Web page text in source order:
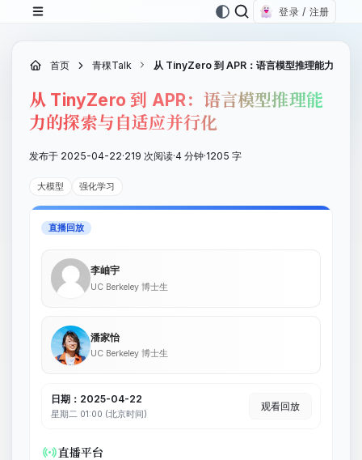
登录 / 注册
首页 青稞Talk 从 TinyZero 到 APR：语言模型推理能力的探
从 TinyZero 到 APR：语言模型推理能
力的探索与自适应并行化
发布于 2025-04-22·219 次阅读·4 分钟·1205 字
大模型 强化学习
直播回放
李岫宇
UC Berkeley 博士生
潘家怡
UC Berkeley 博士生
日期：2025-04-22
星期二 01:00 (北京时间)
观看回放
直播平台